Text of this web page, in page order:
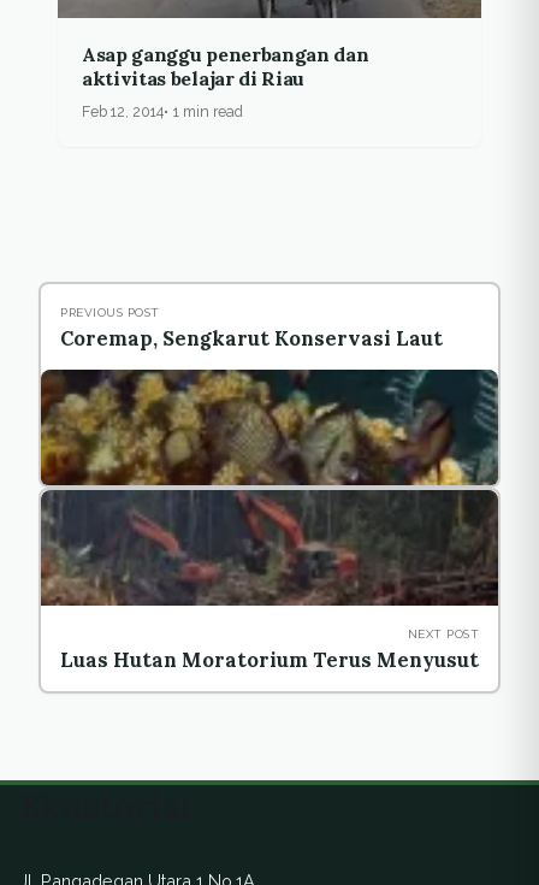
Asap ganggu penerbangan dan
aktivitas belajar di Riau
Feb 12, 2014 1 min read
PREVIOUS POST
Coremap, Sengkarut Konservasi Laut
NEXT POST
Luas Hutan Moratorium Terus Menyusut